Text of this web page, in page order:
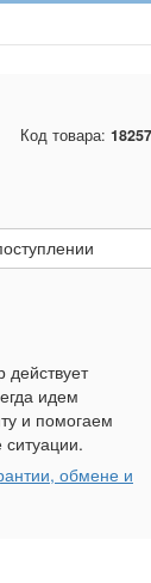
Код товара:
действует
идем
и помогаем
обмене и